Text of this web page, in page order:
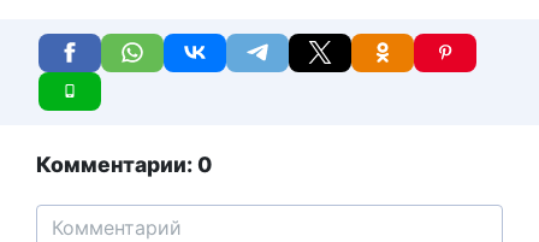
Комментарии: 0